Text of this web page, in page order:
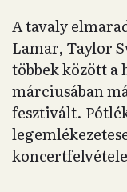
A tavaly
Lamar, Taylor
többek között a
márciusában
fesztivált.